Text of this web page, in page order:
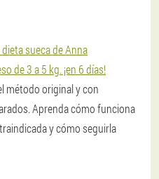
sueca de Anna
de 3 a 5 kg. ¡en 6 días!
método original y con
Aprenda cómo funciona
y cómo seguirla